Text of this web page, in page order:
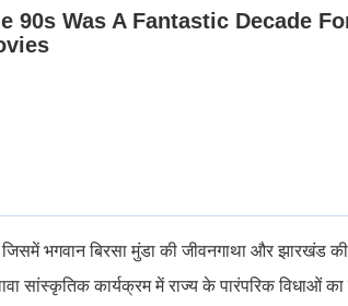
जिसमें भगवान बिरसा मुंडा की जीवनगाथा और
सांस्कृतिक कार्यक्रम में राज्य के पारंपरिक विधाओं